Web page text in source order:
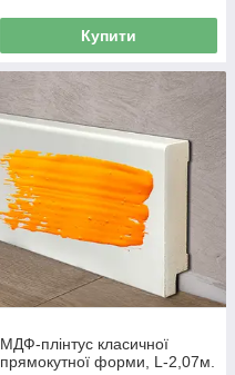
Купити
МДФ-плінтус класичної
прямокутної форми, L-2,07м.